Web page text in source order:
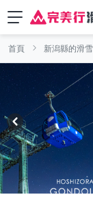
首頁 新潟縣的滑